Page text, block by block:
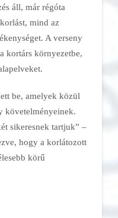
áll, már régóta
mind az
A verseny
kortárs környezetbe,
be, amelyek közül
követelményeinek.
sikeresnek tartjuk” –
hogy a korlátozott
körű